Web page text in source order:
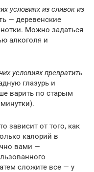
условиях из сливок из
— деревенские
Можно задаться
алкоголя и
условиях превратить
глазурь и
варить по старым
зависит от того, как
калорий в
вами —
сложите все — у